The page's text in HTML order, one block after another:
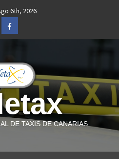
6th, 2026
Facebook
DE TAXIS DE CANARIAS